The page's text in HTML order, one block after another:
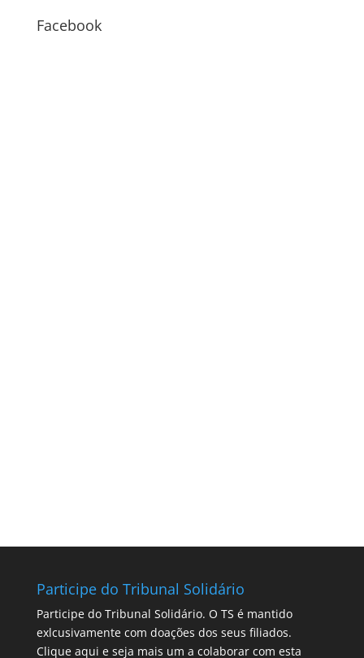
Facebook
Participe do Tribunal Solidário
Participe do Tribunal Solidário. O TS é mantido
exlcusivamente com doações dos seus filiados.
Clique aqui e seja mais um a colaborar com esta